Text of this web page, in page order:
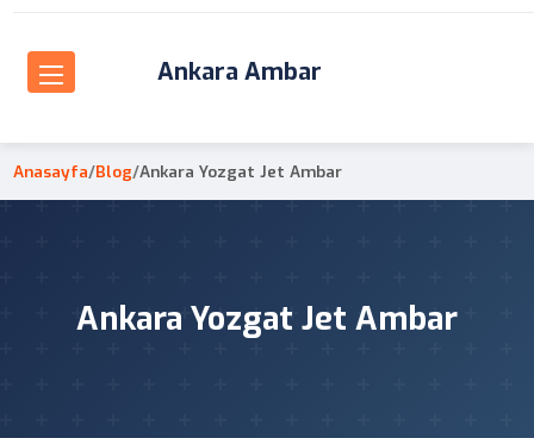
Ankara Ambar
Anasayfa/Blog/Ankara Yozgat Jet Ambar
Ankara Yozgat Jet Ambar